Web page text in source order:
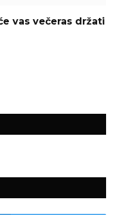
vas večeras držati